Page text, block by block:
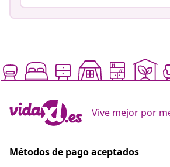
Vive mejor por
Métodos de pago aceptados